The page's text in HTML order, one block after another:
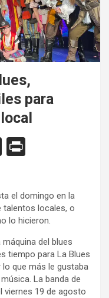
para
E
ri
e
n
dl
y
el domingo en la
talentos locales, o
lo hicieron.
del blues
tiempo para La Blues
lo que más le gustaba
La banda de
viernes 19 de agosto